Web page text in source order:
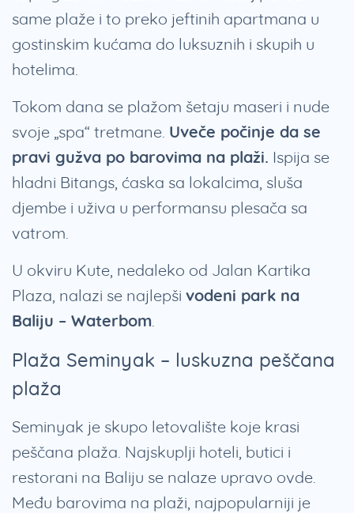
same plaže i to preko jeftinih apartmana u
gostinskim kućama do luksuznih i skupih u
hotelima.
Tokom dana se plažom šetaju maseri i nude
svoje „spa“ tretmane. Uveče počinje da se
pravi gužva po barovima na plaži. Ispija se
hladni Bitangs, ćaska sa lokalcima, sluša
djembe i uživa u performansu plesača sa
vatrom.
U okviru Kute, nedaleko od Jalan Kartika
Plaza, nalazi se najlepši vodeni park na
Baliju – Waterbom
Plaža Seminyak – luskuzna peščana
plaža
Seminyak je skupo letovalište koje krasi
peščana plaža. Najskuplji hoteli, butici i
restorani na Baliju se nalaze upravo ovde.
Među barovima na plaži, najpopularniji je